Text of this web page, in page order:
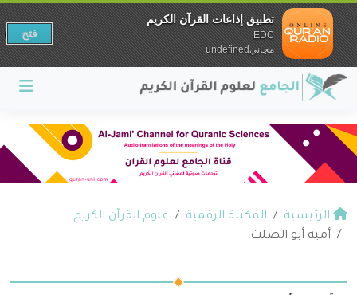
الرئيسية المكتبة الرقمية
علوم القرآن الكريم
أمية أبو الصلت
تطبيق إذاعات القرآن الكريم
EDC
مجانيundefined
فتح